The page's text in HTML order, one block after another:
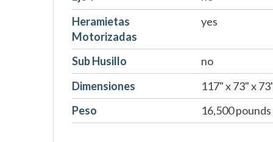
Heramietas
Motorizadas
yes
Sub Husillo
no
Dimensiones
117" x 73" x
Peso
16,500 pounds